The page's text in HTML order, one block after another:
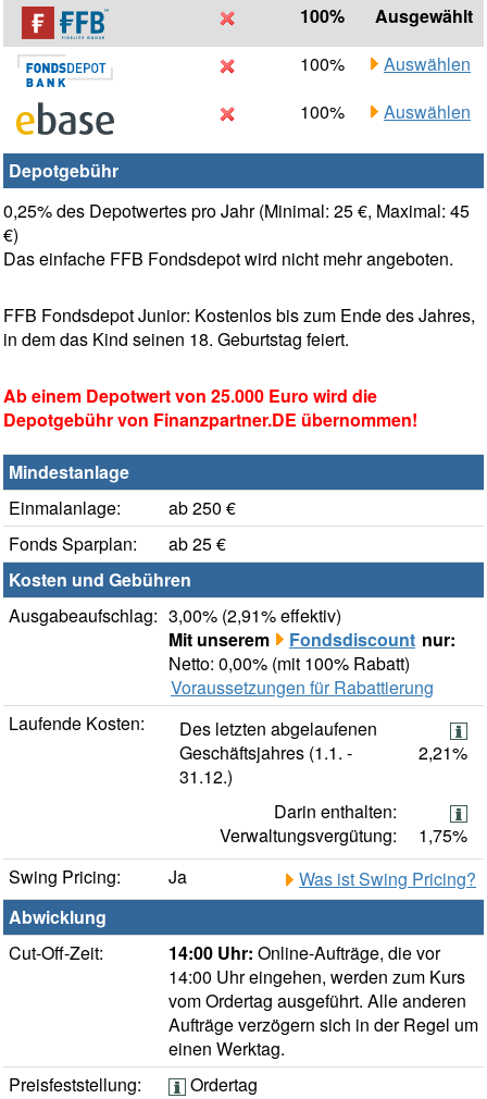
100%
Ausgewählt
100%
Auswählen
100%
Auswählen
Depotgebühr
0,25% des Depotwertes pro Jahr (Minimal: 25 €, Maximal: 45
€)
Das einfache FFB Fondsdepot wird nicht mehr angeboten.
FFB Fondsdepot Junior: Kostenlos bis zum Ende des Jahres,
in dem das Kind seinen 18. Geburtstag feiert.
Ab einem Depotwert von 25.000 Euro wird die
Depotgebühr von Finanzpartner.DE übernommen!
Mindestanlage
Einmalanlage:
ab 250 €
Fonds Sparplan:
ab 25 €
Kosten und Gebühren
Ausgabeaufschlag: 3,00% (2,91% effektiv)
Mit unserem
Fondsdiscount nur:
Netto: 0,00% (mit 100% Rabatt)
Voraussetzungen für Rabattierung
Laufende Kosten:
Des letzten abgelaufenen
Geschäftsjahres (1.1. -
31.12.)
2,21%
Darin enthalten:
Verwaltungsvergütung:
1,75%
Swing Pricing:
Ja
Was ist Swing Pricing?
Abwicklung
Cut-Off-Zeit:
14:00 Uhr: Online-Aufträge, die vor
14:00 Uhr eingehen, werden zum Kurs
vom Ordertag ausgeführt. Alle anderen
Aufträge verzögern sich in der Regel um
einen Werktag.
Preisfeststellung:
Ordertag